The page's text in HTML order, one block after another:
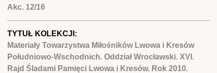
Akc. 12/16
TYTUŁ KOLEKCJI:
Materiały Towarzystwa Miłośników Lwowa i Kresów
Południowo-Wschodnich. Oddział Wrocławski. XVI.
Rajd Śladami Pamięci Lwowa i Kresów. Rok 2010.